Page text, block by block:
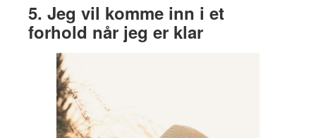
5. Jeg vil komme inn i et
forhold når jeg er klar